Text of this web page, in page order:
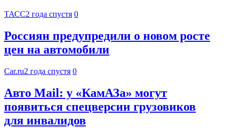
ТАСС2 года спустя 0
Россиян предупредили о новом росте
цен на автомобили
Car.ru2 года спустя 0
Авто Mail: у «КамАЗа» могут
появиться спецверсии грузовиков
для инвалидов